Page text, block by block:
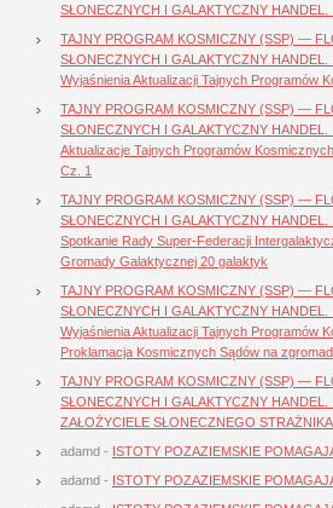
SŁONECZNYCH I GALAKTYCZNY
TAJNY PROGRAM KOSMICZNY (SSP) —
SŁONECZNYCH I GALAKTYCZNY
Wyjaśnienia Aktualizacji Tajnych Programów
TAJNY PROGRAM KOSMICZNY (SSP) —
SŁONECZNYCH I GALAKTYCZNY
Aktualizacje Tajnych Programów
Cz. 1
TAJNY PROGRAM KOSMICZNY (SSP) —
SŁONECZNYCH I GALAKTYCZNY
Spotkanie Rady Super-Federacji
Gromady Galaktycznej 20 galaktyk
TAJNY PROGRAM KOSMICZNY (SSP) —
SŁONECZNYCH I GALAKTYCZNY
Wyjaśnienia Aktualizacji Tajnych Programów
Proklamacja Kosmicznych Sądów na
TAJNY PROGRAM KOSMICZNY (SSP) —
SŁONECZNYCH I GALAKTYCZNY
ZAŁOŻYCIELE SŁONECZNEGO
adamd - ISTOTY POZAZIEMSKIE
adamd - ISTOTY POZAZIEMSKIE